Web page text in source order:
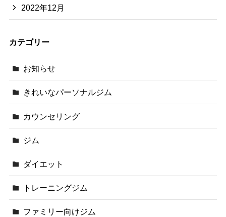
2022年12月
カテゴリー
お知らせ
きれいなパーソナルジム
カウンセリング
ジム
ダイエット
トレーニングジム
ファミリー向けジム